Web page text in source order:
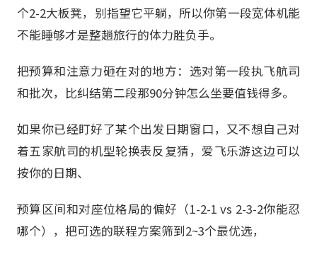
个2-2大板凳，别指望它平躺，所以你第一段宽体机能
不能睡够才是整趟旅行的体力胜负手。
把预算和注意力砸在对的地方：选对第一段执飞航司
和批次，比纠结第二段那90分钟怎么坐要值钱得多。
如果你已经盯好了某个出发日期窗口，又不想自己对
着五家航司的机型轮换表反复猜，爱飞乐游这边可以
按你的日期、
预算区间和对座位格局的偏好（1-2-1 vs 2-3-2你能忍
哪个），把可选的联程方案筛到2~3个最优选，